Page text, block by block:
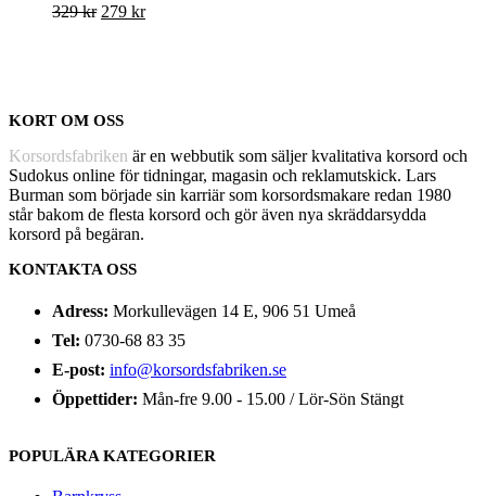
329kr Det
329 kr.
279 krDet
KORT OM OSS
Korsordsfabriken är en webbutik som säljer kvalitativa korsord och
Sudokus online för tidningar, magasin och reklamutskick. Lars
Burman som började sin karriär som korsordsmakare redan 1980
står bakom de flesta korsord och gör även nya skräddarsydda
korsord på begäran.
KONTAKTA OSS
Adress: Morkullevägen 14 E, 906 51 Umeå
Tel: 0730-68 83 35
E-post: info@korsordsfabriken.se
Öppettider: Mån-fre 9.00 - 15.00 / Lör-Sön Stängt
POPULÄRA KATEGORIER